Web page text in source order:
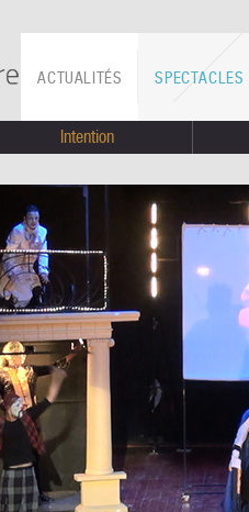
SPECTACLES
ACTUALITÉS
Intention